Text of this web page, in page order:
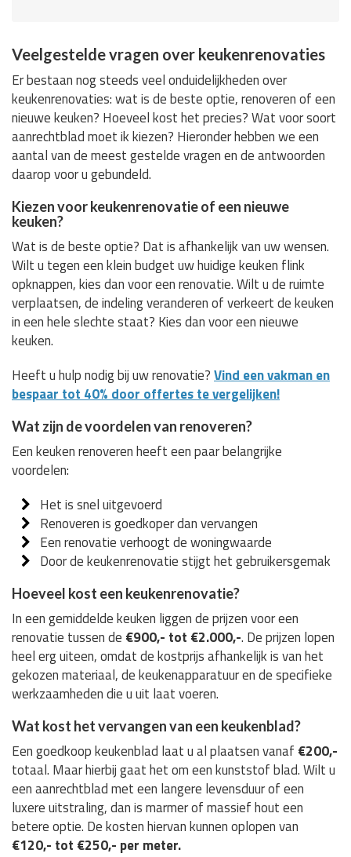
Veelgestelde vragen over keukenrenovaties
Er bestaan nog steeds veel onduidelijkheden over
keukenrenovaties: wat is de beste optie, renoveren of een
nieuwe keuken? Hoeveel kost het precies? Wat voor soort
aanrechtblad moet ik kiezen? Hieronder hebben we een
aantal van de meest gestelde vragen en de antwoorden
daarop voor u gebundeld.
Kiezen voor keukenrenovatie of een nieuwe
keuken?
Wat is de beste optie? Dat is afhankelijk van uw wensen.
Wilt u tegen een klein budget uw huidige keuken flink
opknappen, kies dan voor een renovatie. Wilt u de ruimte
verplaatsen, de indeling veranderen of verkeert de keuken
in een hele slechte staat? Kies dan voor een nieuwe
keuken.
Heeft u hulp nodig bij uw renovatie?Vind een vakman en
bespaar tot 40% door offertes te vergelijken!
Wat zijn de voordelen van renoveren?
Een keuken renoveren heeft een paar belangrijke
voordelen:
Het is snel uitgevoerd
Renoveren is goedkoper dan vervangen
Een renovatie verhoogt de woningwaarde
Door de keukenrenovatie stijgt het gebruikersgemak
Hoeveel kost een keukenrenovatie?
In een gemiddelde keuken liggen de prijzen voor een
renovatie tussen de €900,- tot €2.000,-. De prijzen lopen
heel erg uiteen, omdat de kostprijs afhankelijk is van het
gekozen materiaal, de keukenapparatuur en de specifieke
werkzaamheden die u uit laat voeren.
Wat kost het vervangen van een keukenblad?
Een goedkoop keukenblad laat u al plaatsen vanaf €200,-
totaal. Maar hierbij gaat het om een kunststof blad. Wilt u
een aanrechtblad met een langere levensduur of een
luxere uitstraling, dan is marmer of massief hout een
betere optie. De kosten hiervan kunnen oplopen van
€120,- tot €250,- per meter.